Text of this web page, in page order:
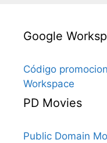
Google
Código
Workspace
PD Movies
Public Domain